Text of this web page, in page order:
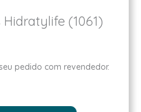
(1061)
pedido com revendedor.